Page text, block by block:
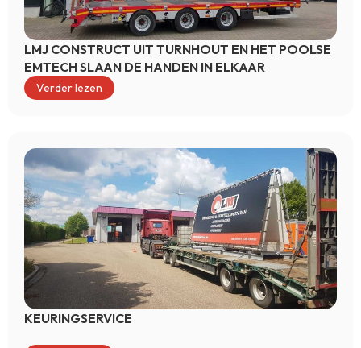
LMJ CONSTRUCT UIT TURNHOUT EN HET POOLSE
EMTECH SLAAN DE HANDEN IN ELKAAR
Verder lezen
KEURINGSERVICE